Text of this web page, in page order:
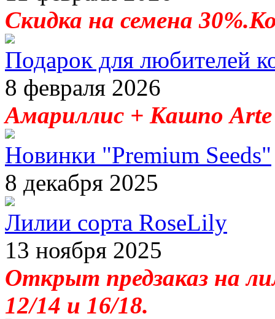
Скидка на семена
Подарок для любителей
8 февраля 2026
Амариллис + Кашпо
Новинки "Premium Seeds"
8 декабря 2025
Лилии сорта RoseLily
13 ноября 2025
Открыт предзаказ на
12/14 и 16/18.